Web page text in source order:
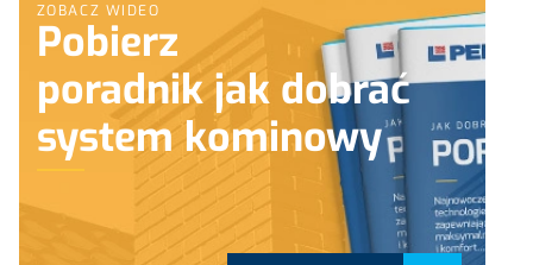
ZOBACZ WIDEO
Pobierz
poradnik jak dobrać
system kominowy